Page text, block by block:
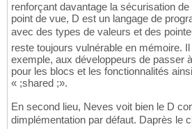
renforçant davantage la sécurisation
point de vue, D est un langage de
avec des types de valeurs et des
reste toujours vulnérable en mémoire.
exemple, aux développeurs de passer
pour les blocs et les fonctionnalités
« ;shared ;».
En second lieu, Neves voit bien le D
dimplémentation par défaut. Daprès le